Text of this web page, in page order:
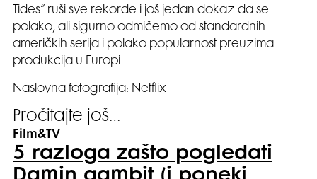
Tides” ruši sve rekorde i još jedan dokaz da se
polako, ali sigurno odmičemo od standardnih
američkih serija i polako popularnost preuzima
produkcija u Europi.
Naslovna fotografija: Netflix
Pročitajte još…
Film&TV
5 razloga zašto pogledati